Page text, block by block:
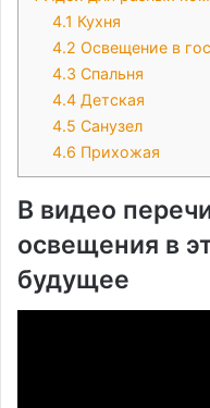
4.1 Кухня
4.2 Освещение в
4.3 Спальня
4.4 Детская
4.5 Санузел
4.6 Прихожая
В видео
освещения в
будущее